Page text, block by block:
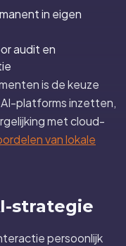
in eigen
audit en
is de keuze
AI-platforms inzetten,
met cloud-
van lokale
strategie
persoonlijk